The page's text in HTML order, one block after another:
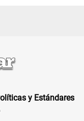
y Estándares